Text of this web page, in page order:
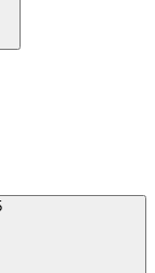
+7 812 200 87 95